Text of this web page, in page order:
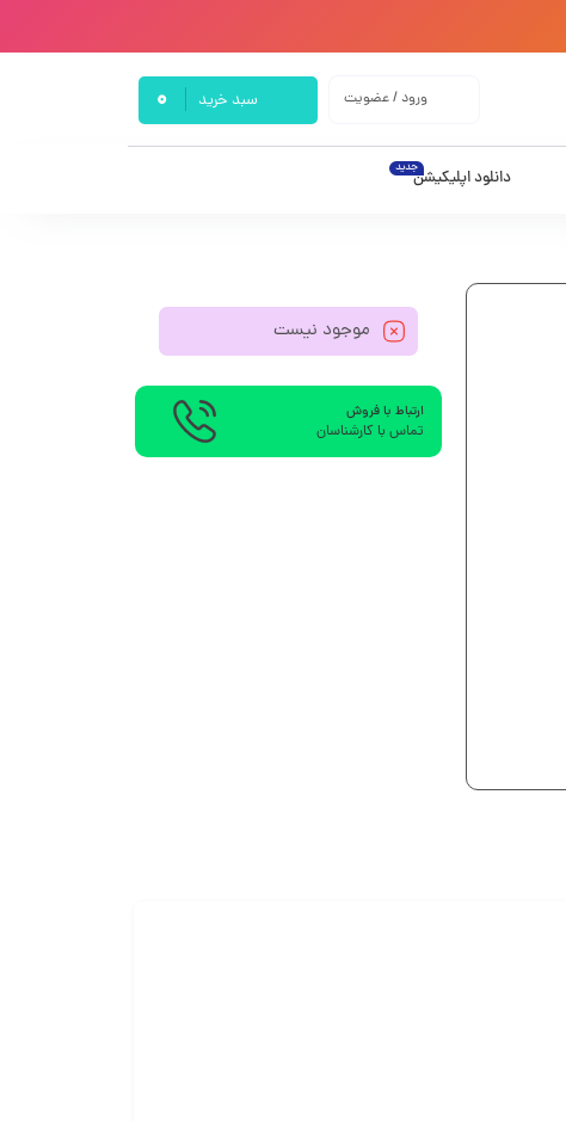
ورود / عضویت سبد خرید 0
دانلود اپلیکیشنجدید
موجود نیست
ارتباط با فروش
تماس با کارشناسان